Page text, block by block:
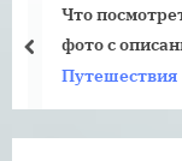
Что
фото с
Путешествия
prev